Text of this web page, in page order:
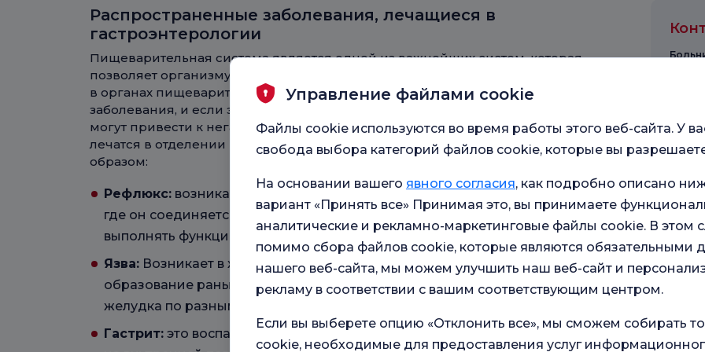
Распространенные заболевания, лечащиеся в
гастроэнтерологии
Пищеварительная система является одной из важнейших систем, которая
позволяет организму использовать энергию, получаемую из пищи. Иногда
в органах пищеварительной системы могут возникать различные
заболевания, и если эти заболевания не лечить на ранней стадии, они
могут привести к негативным результатам. Основные заболевания, которые
лечатся в отделении гастроэнтерологии, можно перечислить следующим
образом:
Рефлюкс: возникает, когда мышечный слой в нижней части пищевода,
где он соединяется с желудком, становится толстым и не может
выполнять функцию клапана.
Язва: Возникает в желудке или двенадцатиперстной кишке. Это
образование раны из-за потери целостности слизистой оболочки
желудка по разным причинам.
Гастрит: это воспаление слизистой оболочки желудка, расположенной
Ваше
Управление файлами cookie
Файлы cookie используются во время работы этого веб-сайта. У
свобода выбора категорий файлов cookie, которые вы
На основании вашего явного согласия, как подробно описано
вариант «Принять все» Принимая это, вы принимаете
аналитические и рекламно-маркетинговые файлы cookie. В этом
помимо сбора файлов cookie, которые являются обязательными
нашего веб-сайта, мы можем улучшить наш веб-сайт и
рекламу в соответствии с вашим соответствующим центром.
Если вы выберете опцию «Отклонить все», мы сможем собирать
cookie, необходимые для предоставления услуг